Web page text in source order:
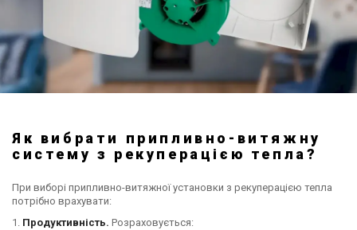
Як вибрати припливно-витяжну
систему з рекуперацією тепла?
При виборі припливно-витяжної установки з рекуперацією тепла
потрібно врахувати:
1. Продуктивність. Розраховується: